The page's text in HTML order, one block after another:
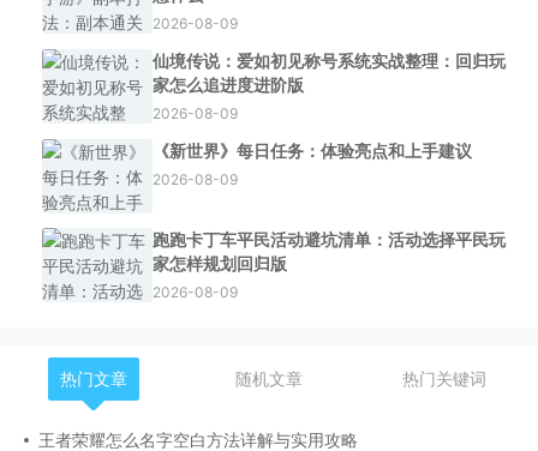
2026-08-09
仙境传说：爱如初见称号系统实战整理：回归玩
家怎么追进度进阶版
2026-08-09
《新世界》每日任务：体验亮点和上手建议
2026-08-09
跑跑卡丁车平民活动避坑清单：活动选择平民玩
家怎样规划回归版
2026-08-09
热门文章 随机文章 热门关键词
王者荣耀怎么名字空白方法详解与实用攻略